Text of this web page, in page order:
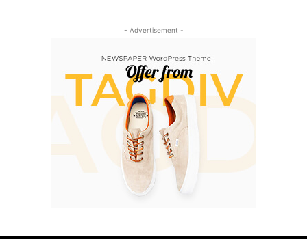
- Advertisement -